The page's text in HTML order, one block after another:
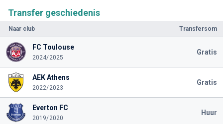
Transfer geschiedenis
Naar club Transfersom
FC Toulouse
2024/2025
Gratis
AEK Athens
2022/2023
Gratis
Everton FC
2019/2020
Huur